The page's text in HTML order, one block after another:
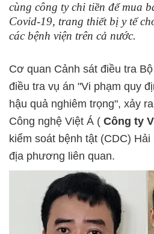
cùng công ty chi tiền để mua
Covid-19, trang thiết bị y tế
các bệnh viện trên cả nước.
Cơ quan Cảnh sát điều tra
điều tra vụ án "Vi phạm quy
hậu quả nghiêm trọng", xảy
Công nghệ Việt Á ( Công ty
kiểm soát bệnh tật (CDC)
địa phương liên quan.